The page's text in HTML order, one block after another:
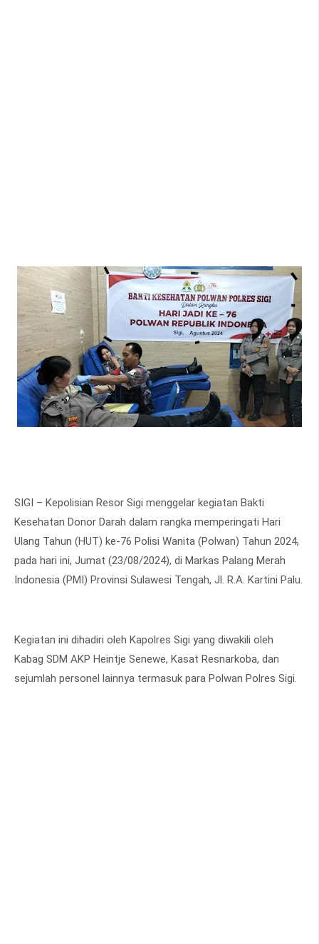
SIGI – Kepolisian Resor Sigi menggelar kegiatan Bakti
Kesehatan Donor Darah dalam rangka memperingati Hari
Ulang Tahun (HUT) ke-76 Polisi Wanita (Polwan) Tahun 2024,
pada hari ini, Jumat (23/08/2024), di Markas Palang Merah
Indonesia (PMI) Provinsi Sulawesi Tengah, Jl. R.A. Kartini Palu.
Kegiatan ini dihadiri oleh Kapolres Sigi yang diwakili oleh
Kabag SDM AKP Heintje Senewe, Kasat Resnarkoba, dan
sejumlah personel lainnya termasuk para Polwan Polres Sigi.